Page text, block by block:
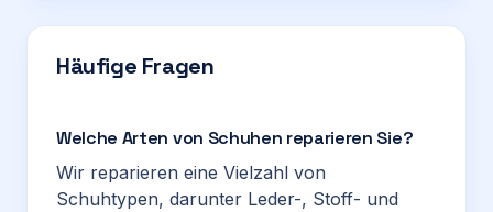
Häufige Fragen
Welche Arten von Schuhen reparieren Sie?
Wir reparieren eine Vielzahl von
Schuhtypen, darunter Leder-, Stoff- und